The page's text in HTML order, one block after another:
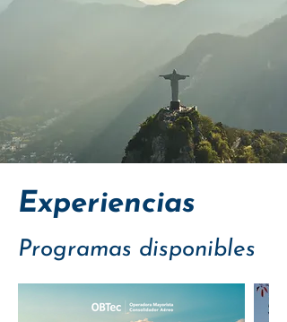
Experiencias
Programas disponibles